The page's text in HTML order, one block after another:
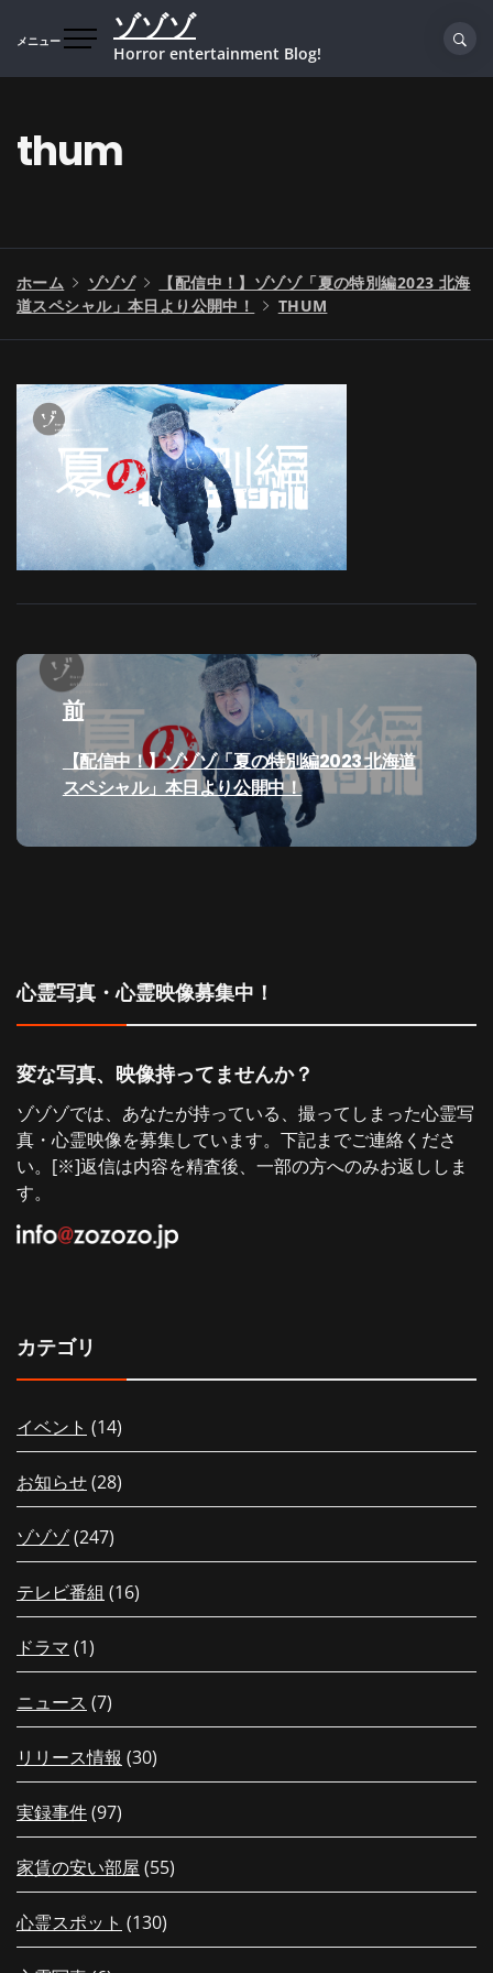
プ
メニュー ゾゾゾ
Horror entertainment Blog!
thum
ホーム ゾゾゾ
【配信中！】ゾゾゾ「夏の特別編2023 北海
道スペシャル」本日より公開中！
THUM
投
ゲ
ョ
ン
前
過
去
【配信中！】ゾゾゾ「夏の特別編2023 北海道
スペシャル」本日より公開中！
心霊写真・心霊映像募集中！
変な写真、映像持ってませんか？
ゾゾゾでは、あなたが持っている、撮ってしまった心霊写
真・心霊映像を募集しています。下記までご連絡くださ
い。[※]返信は内容を精査後、一部の方へのみお返ししま
す。
カテゴリ
イベント (14)
お知らせ(28)
ゾゾゾ(247)
テレビ番組 (16)
ドラマ (1)
ニュース (7)
リリース情報 (30)
実録事件(97)
家賃の安い部屋 (55)
心霊スポット (130)